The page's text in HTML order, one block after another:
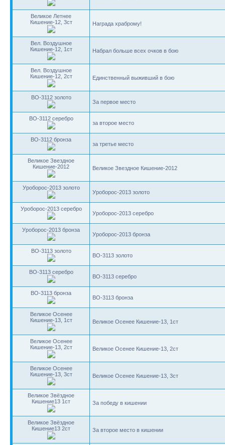
Великое Летнее
Кишение-12, 3ст
Награда храброму!
Вел. Воздушное
Кишение-12, 1ст
Набрал больше всех очков в бою
Вел. Воздушное
Кишение-12, 2ст
Единственный выживший в бою
BO-3112 золото
За первое место
BO-3112 серебро
за второе место
BO-3112 бронза
за третье место
Великое Звездное
Кишение-2012
Великое Звездное Кишение-2012
Уроборос-2013 золото
Уроборос-2013 золото
Уроборос-2013 серебро
Уроборос-2013 серебро
Уроборос-2013 бронза
Уроборос-2013 бронза
BO-3113 золото
BO-3113 золото
BO-3113 серебро
BO-3113 серебро
BO-3113 бронза
BO-3113 бронза
Великое Осенее
Кишение-13, 1ст
Великое Осенее Кишение-13, 1ст
Великое Осенее
Кишение-13, 2ст
Великое Осенее Кишение-13, 2ст
Великое Осенее
Кишение-13, 3ст
Великое Осенее Кишение-13, 3ст
Великое Звёздное
Кишение13 1ст
За победу в кишении
Великое Звёздное
Кишение13 2ст
За второе место в кишении